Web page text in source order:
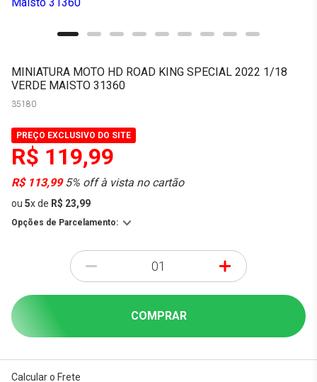
MINIATURA MOTO HD ROAD KING SPECIAL 2022 1/18
VERDE MAISTO 31360
35180
PREÇO EXCLUSIVO DO SITE
R$ 119,99
R$ 113,995% off à vista no cartão
ou 5xde R$ 23,99
Opções de Parcelamento:
- +
COMPRAR
Calcular o Frete